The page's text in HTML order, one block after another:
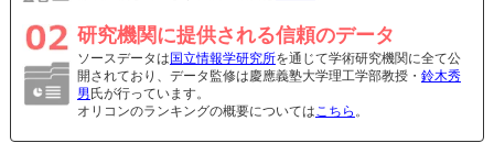
研究機関に提供される信頼のデータ
ソースデータは国立情報学研究所を通じて学術研究機関に全て公
開されており、データ監修は慶應義塾大学理工学部教授・ 鈴木秀
男氏が行っています。
オリコンのランキングの概要については こちら 。